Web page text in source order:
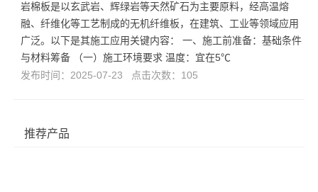
岩棉板是以玄武岩、辉绿岩等天然矿石为主要原料，经高温熔
融、纤维化等工艺制成的无机纤维板，在建筑、工业等领域应用
广泛。以下是其施工应用关键内容： 一、施工前准备：基础条件
与材料筹备 （一）施工环境要求 温度：宜在5℃
发布时间：2025-07-23 点击次数：105
推荐产品